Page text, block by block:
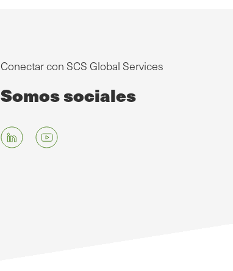
Conectar con SCS Global Services
Somos sociales